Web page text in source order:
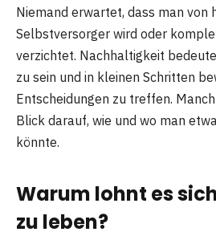
Niemand erwartet, dass man von
Selbstversorger wird oder
verzichtet. Nachhaltigkeit
zu sein und in kleinen Schritten
Entscheidungen zu treffen.
Blick darauf, wie und wo man
könnte.
Warum lohnt es
zu leben?